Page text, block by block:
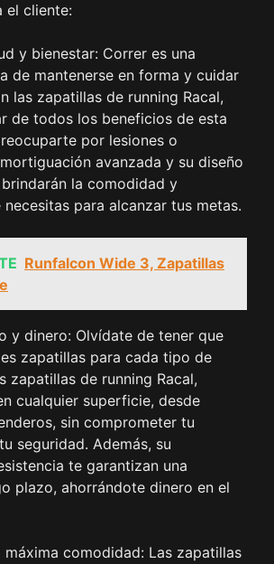
el cliente:
y bienestar: Correr es una
de mantenerse en forma y cuidar
las zapatillas de running Racal,
de todos los beneficios de esta
por lesiones o
avanzada y su diseño
la comodidad y
para alcanzar tus metas.
Runfalcon Wide 3, Zapatillas
y dinero: Olvídate de tener que
zapatillas para cada tipo de
zapatillas de running Racal,
cualquier superficie, desde
sin comprometer tu
seguridad. Además, su
te garantizan una
plazo, ahorrándote dinero en el
máxima comodidad: Las zapatillas